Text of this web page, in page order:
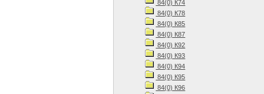
84(0) К74
84(0) К78
84(0) К85
84(0) К87
84(0) К92
84(0) К93
84(0) К94
84(0) К95
84(0) К96